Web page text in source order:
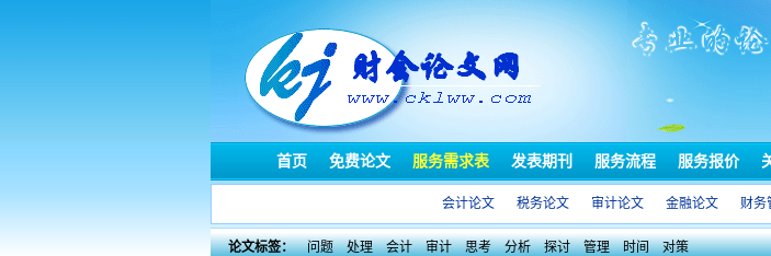
首页 免费论文 服务需求表 发表期刊 服务流程 服务报价
会计论文 税务论文 审计论文 金融论文 财务
论文标签： 问题 处理 会计 审计 思考 分析 探讨 管理 时间 对策